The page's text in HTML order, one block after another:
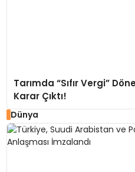
Tarımda “Sıfır Vergi”
Karar Çıktı!
Dünya